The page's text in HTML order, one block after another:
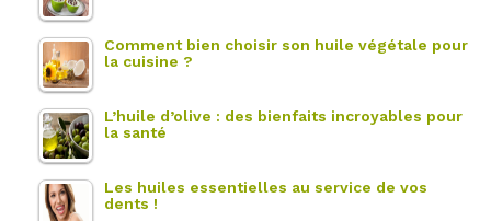
Comment bien choisir son huile végétale pour
la cuisine ?
L’huile d’olive : des bienfaits incroyables pour
la santé
Les huiles essentielles au service de vos
dents !